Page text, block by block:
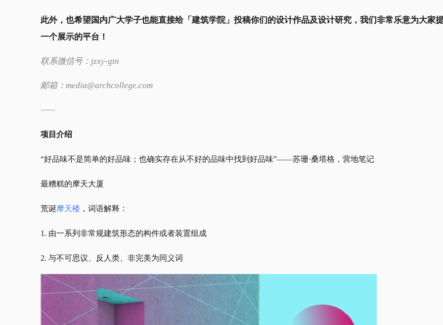
此外，也希望国内广大学子也能直接给「建筑学院」投稿你们的设计作品及设计研究，我们非常乐意为大家
一个展示的平台！
联系微信号：jzxy-gtn
邮箱：media@archcollege.com
——
项目介绍
“好品味不是简单的好品味；也确实存在从不好的品味中找到好品味”——苏珊·桑塔格，营地笔记
最糟糕的摩天大厦
荒诞摩天楼 ，词语解释：
1. 由一系列非常规建筑形态的构件或者装置组成
2. 与不可思议、反人类、非完美为同义词